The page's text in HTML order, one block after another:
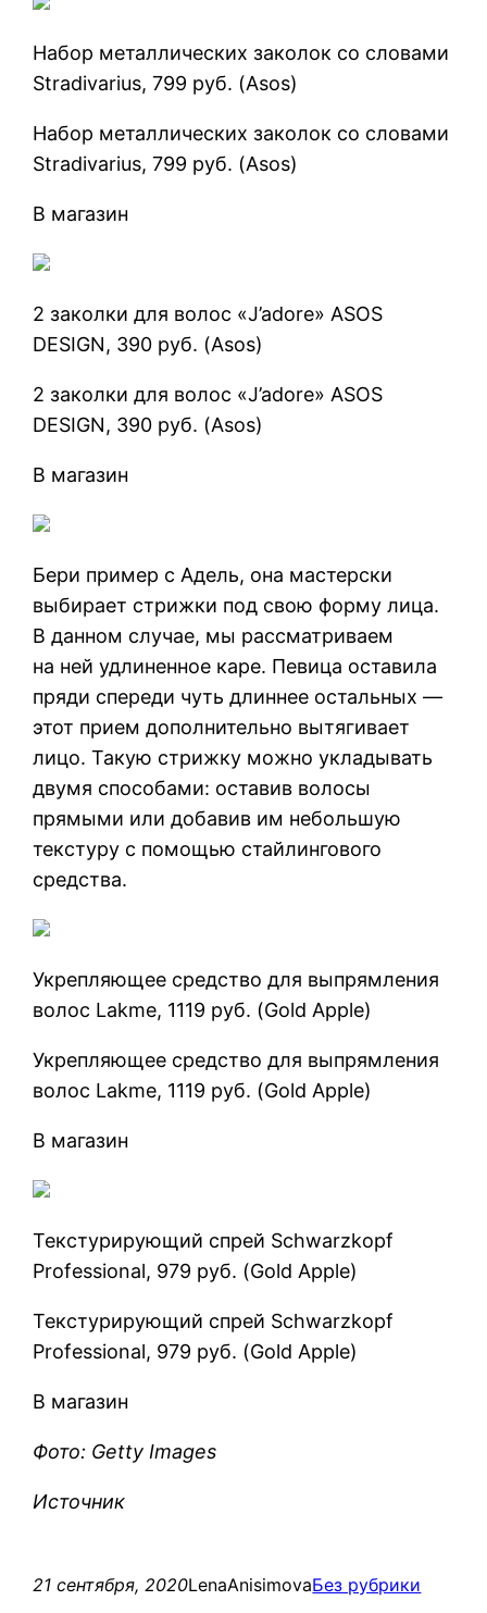
Набор металлических заколок со словами
Stradivarius, 799 руб. (Asos)
Набор металлических заколок со словами
Stradivarius, 799 руб. (Asos)
В магазин
2 заколки для волос «J’adore» ASOS
DESIGN, 390 руб. (Asos)
2 заколки для волос «J’adore» ASOS
DESIGN, 390 руб. (Asos)
В магазин
Бери пример с Адель, она мастерски
выбирает стрижки под свою форму лица.
В данном случае, мы рассматриваем
на ней удлиненное каре. Певица оставила
пряди спереди чуть длиннее остальных —
этот прием дополнительно вытягивает
лицо. Такую стрижку можно укладывать
двумя способами: оставив волосы
прямыми или добавив им небольшую
текстуру с помощью стайлингового
средства.
Укрепляющее средство для выпрямления
волос Lakme, 1119 руб. (Gold Apple)
Укрепляющее средство для выпрямления
волос Lakme, 1119 руб. (Gold Apple)
В магазин
Текстурирующий спрей Schwarzkopf
Professional, 979 руб. (Gold Apple)
Текстурирующий спрей Schwarzkopf
Professional, 979 руб. (Gold Apple)
В магазин
Фото: Getty Images
Источник
21 сентября, 2020LenaAnisimovaБез рубрики